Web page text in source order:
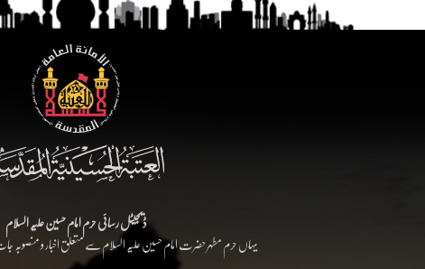
ڈیجیٹل رسائی حرم امام حسین علیہ السلام
یہاں حرم مطہر حضرت امام حسین علیہ السلام سے متعلق اخبار و منصوبہ